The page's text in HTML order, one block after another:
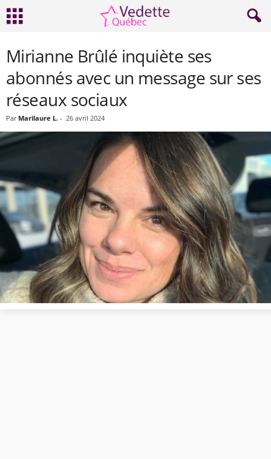
Mirianne Brûlé inquiète ses
abonnés avec un message sur ses
réseaux sociaux
Par Marilaure L. - 26 avril 2024